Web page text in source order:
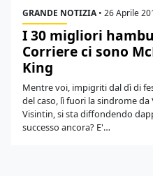
GRANDE NOTIZIA• 26 Aprile
I 30 migliori
Corriere ci sono
King
Mentre voi, impigriti dal dì di
del caso, lì fuori la sindrome
Visintin, si sta diffondendo
successo ancora? E'…